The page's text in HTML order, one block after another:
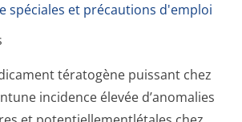
spéciales et précautions d'emploi
tératogène puissant chez
incidence élevée d’anomalies